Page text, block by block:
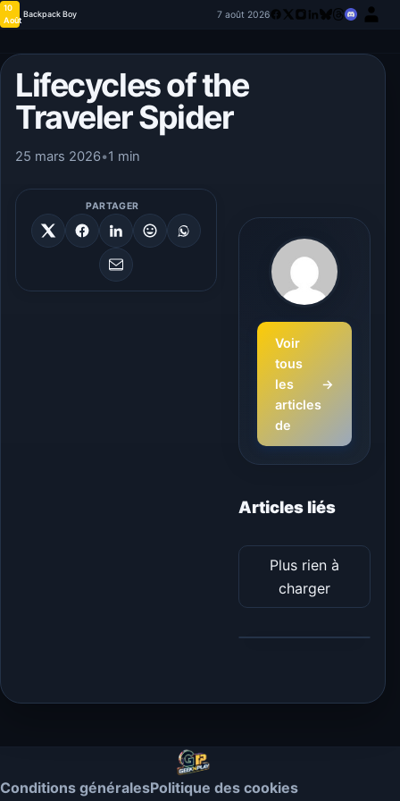
10
Août
Backpack Boy 7 août 2026
Lifecycles of the
Traveler Spider
25 mars 2026•1 min
PARTAGER
Voir
tous
les
articles
de
→
Articles liés
Plus rien à
charger
Conditions généralesPolitique des cookies